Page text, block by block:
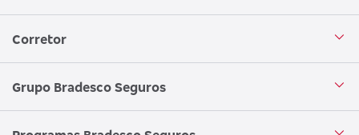
WhatsApp
Central de Atendimento
SAC Bradesco Seguros
Corretor
Seja um corretor
Grupo Bradesco Seguros
Conheça o Grupo Bradesco Seguros